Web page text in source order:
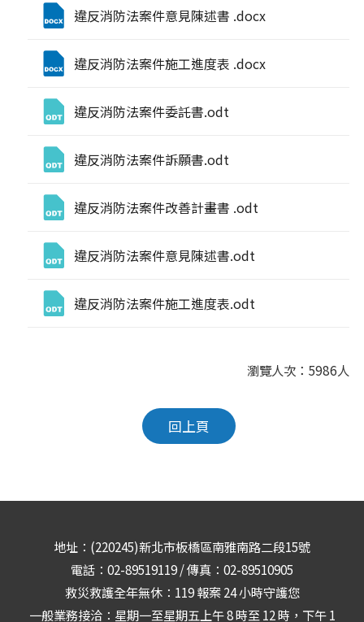
違反消防法案件意見陳述書 .docx
違反消防法案件施工進度表 .docx
違反消防法案件委託書.odt
違反消防法案件訴願書.odt
違反消防法案件改善計畫書 .odt
違反消防法案件意見陳述書.odt
違反消防法案件施工進度表.odt
瀏覽人次：5986人
回上頁
地址：(220245)新北市板橋區南雅南路二段15號
電話：02-89519119 / 傳真：02-89510905
救災救護全年無休：119 報案 24 小時守護您
一般業務接洽：星期一至星期五上午 8 時至 12 時，下午 1